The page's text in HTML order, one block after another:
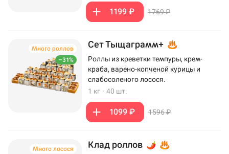
1199 ₽ 1769 ₽
–31%
Много роллов Сет Тыщаграмм+
Роллы из креветки темпуры, крем-
краба, варено-копченой курицы и
слабосоленого лосося.
1 кг · 40 шт.
1099 ₽ 1596 ₽
Много лосося Клад роллов